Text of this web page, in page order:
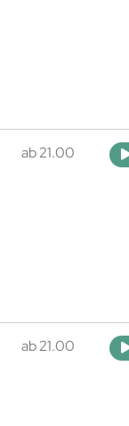
ab 21.00
ab 21.00